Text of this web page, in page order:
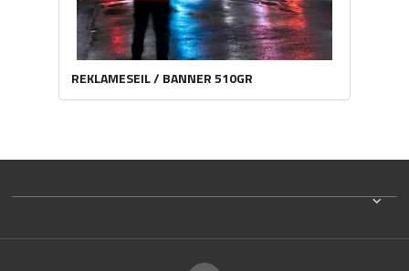
REKLAMESEIL / BANNER 510GR